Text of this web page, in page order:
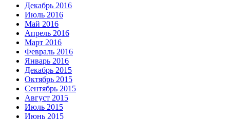
Декабрь 2016
Июль 2016
Май 2016
Апрель 2016
Март 2016
Февраль 2016
Январь 2016
Декабрь 2015
Октябрь 2015
Сентябрь 2015
Август 2015
Июль 2015
Июнь 2015